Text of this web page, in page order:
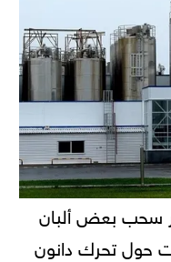
سحب بعض ألبان
حول تحرك دانون